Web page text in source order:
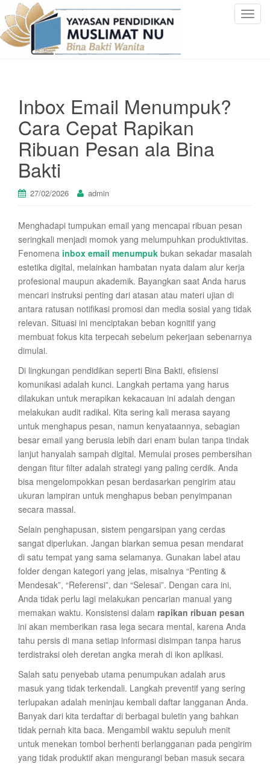
T
Inbox Email Menumpuk?
Cara Cepat Rapikan
Ribuan Pesan ala Bina
Bakti
27/02/2026 admin
Menghadapi tumpukan email yang mencapai ribuan pesan
seringkali menjadi momok yang melumpuhkan produktivitas.
Fenomena inbox email menumpuk bukan sekadar masalah
estetika digital, melainkan hambatan nyata dalam alur kerja
profesional maupun akademik. Bayangkan saat Anda harus
mencari instruksi penting dari atasan atau materi ujian di
antara ratusan notifikasi promosi dan media sosial yang tidak
relevan. Situasi ini menciptakan beban kognitif yang
membuat fokus kita terpecah sebelum pekerjaan sebenarnya
dimulai.
Di lingkungan pendidikan seperti Bina Bakti, efisiensi
komunikasi adalah kunci. Langkah pertama yang harus
dilakukan untuk merapikan kekacauan ini adalah dengan
melakukan audit radikal. Kita sering kali merasa sayang
untuk menghapus pesan, namun kenyataannya, sebagian
besar email yang berusia lebih dari enam bulan tanpa tindak
lanjut hanyalah sampah digital. Memulai proses pembersihan
dengan fitur filter adalah strategi yang paling cerdik. Anda
bisa mengelompokkan pesan berdasarkan pengirim atau
ukuran lampiran untuk menghapus beban penyimpanan
secara massal.
Selain penghapusan, sistem pengarsipan yang cerdas
sangat diperlukan. Jangan biarkan semua pesan mendarat
di satu tempat yang sama selamanya. Gunakan label atau
folder dengan kategori yang jelas, misalnya “Penting &
Mendesak”, “Referensi”, dan “Selesai”. Dengan cara ini,
Anda tidak perlu lagi melakukan pencarian manual yang
memakan waktu. Konsistensi dalam rapikan ribuan pesan
ini akan memberikan rasa lega secara mental, karena Anda
tahu persis di mana setiap informasi disimpan tanpa harus
terdistraksi oleh deretan angka merah di ikon aplikasi.
Salah satu penyebab utama penumpukan adalah arus
masuk yang tidak terkendali. Langkah preventif yang sering
terlupakan adalah meninjau kembali daftar langganan Anda.
Banyak dari kita terdaftar di berbagai buletin yang bahkan
tidak pernah kita baca. Mengambil waktu sepuluh menit
untuk menekan tombol berhenti berlangganan pada pengirim
yang tidak produktif akan mengurangi beban masuk secara